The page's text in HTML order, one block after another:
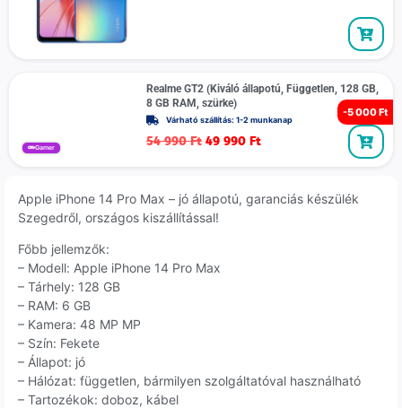
-5 000 Ft
Gamer
Realme GT2 (Kiváló állapotú, Független, 128 GB,
8 GB RAM, szürke)
Várható szállítás: 1-2 munkanap
54 990Ft 49 990 Ft
Apple iPhone 14 Pro Max – jó állapotú, garanciás készülék
Szegedről, országos kiszállítással!
Főbb jellemzők:
– Modell: Apple iPhone 14 Pro Max
– Tárhely: 128 GB
– RAM: 6 GB
– Kamera: 48 MP MP
– Szín: Fekete
– Állapot: jó
– Hálózat: független, bármilyen szolgáltatóval használható
– Tartozékok: doboz, kábel